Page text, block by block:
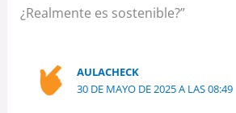
¿Realmente es sostenible?”
AULACHECK
30 DE MAYO DE 2025 A LAS 08:49